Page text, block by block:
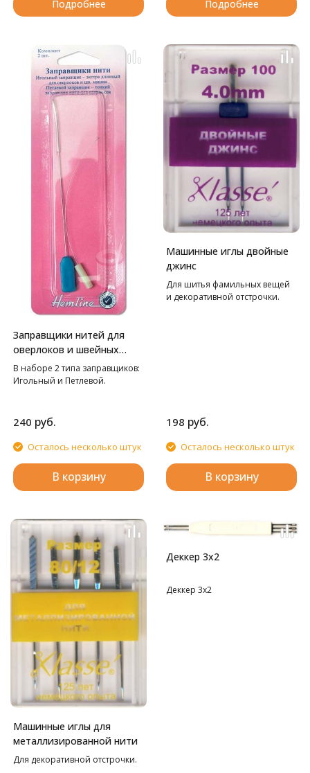
Подробнее Подробнее
Заправщики нитей для
оверлоков и швейных
машин Hemline
В наборе 2 типа заправщиков:
Игольный и Петлевой.
240 руб.
Осталось несколько штук
В корзину
Машинные иглы двойные
джинс
Для шитья фамильных вещей
и декоративной отстрочки.
198 руб.
Осталось несколько штук
В корзину
Машинные иглы для
металлизированной нити
Для декоративной отстрочки.
Деккер 3х2
Деккер 3х2